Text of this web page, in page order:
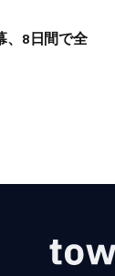
、8日間で全